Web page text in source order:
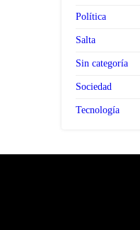
Política
Salta
Sin categoría
Sociedad
Tecnología